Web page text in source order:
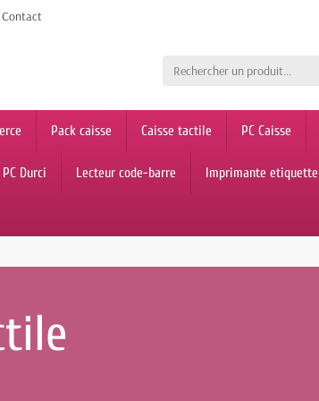
Contact
Pack caisse Caisse tactile PC Caisse
PC Durci Lecteur code-barre Imprimante etiquette